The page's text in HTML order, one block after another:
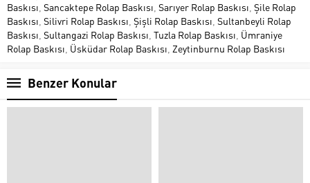
Baskısı Sancaktepe Rolap Baskısı Sarıyer Rolap Baskısı Şile Rolap
Baskısı Silivri Rolap Baskısı Şişli Rolap Baskısı Sultanbeyli Rolap
Baskısı Sultangazi Rolap Baskısı Tuzla Rolap Baskısı Ümraniye
Rolap Baskısı Üsküdar Rolap Baskısı Zeytinburnu Rolap Baskısı
Benzer Konular